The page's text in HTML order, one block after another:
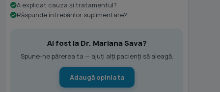
A explicat cauza și tratamentul?
Răspunde întrebărilor suplimentare?
Ai fost la Dr. Mariana Sava?
Spune-ne părerea ta — ajuți alți pacienți să aleagă.
Adaugă opinia ta